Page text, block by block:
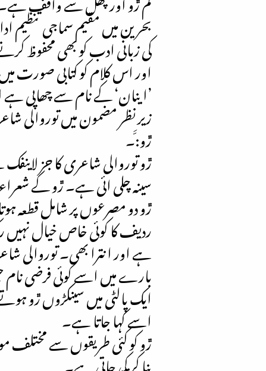
بحرین میں مقیم سماجی تنظیم
کی زبانی ادب کو بھی محفوظ
اور اس کلام کو کتابی صورت
’اینان‘ کے نام سے چھاپی ہے
زیر نظر مضمون میں توروالی
ڙو:َّ۔
ڙو توروالی شاعری کا جز
سینہ چلی ائی ہے۔ ڙو کے
ڙو دو مصرعوں پر شامل قطعہ
ردیف کا کوئی خاص خیال نہیں
ہے اور انترا بھی۔ توروالی
بارے میں اسے کوئی فرضی نام
ایک پالٹی میں سینکڑوں ڙو
اسے کہا جاتا ہے۔
ڙو کو کئی طریقوں سے مختلف
بنا کر کی جاتی ہے۔